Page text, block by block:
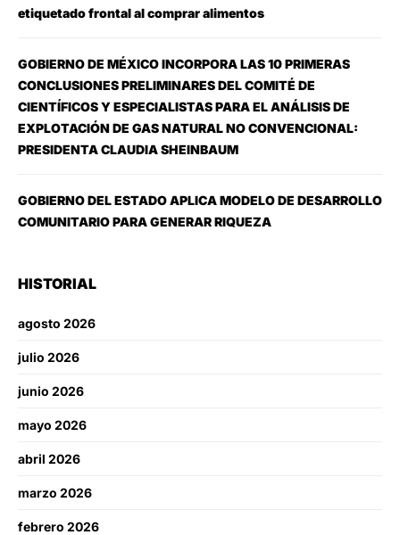
etiquetado frontal al comprar alimentos
GOBIERNO DE MÉXICO INCORPORA LAS 10 PRIMERAS
CONCLUSIONES PRELIMINARES DEL COMITÉ DE
CIENTÍFICOS Y ESPECIALISTAS PARA EL ANÁLISIS DE
EXPLOTACIÓN DE GAS NATURAL NO CONVENCIONAL:
PRESIDENTA CLAUDIA SHEINBAUM
GOBIERNO DEL ESTADO APLICA MODELO DE DESARROLLO
COMUNITARIO PARA GENERAR RIQUEZA
HISTORIAL
agosto 2026
julio 2026
junio 2026
mayo 2026
abril 2026
marzo 2026
febrero 2026